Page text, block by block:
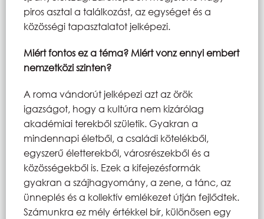
piros asztal a találkozást, az egységet és a
közösségi tapasztalatot jelképezi.
Miért fontos ez a téma? Miért vonz ennyi embert
nemzetközi szinten?
A roma vándorút jelképezi azt az örök
igazságot, hogy a kultúra nem kizárólag
akadémiai terekből születik. Gyakran a
mindennapi életből, a családi kötelékből,
egyszerű életterekből, városrészekből és a
közösségekből is. Ezek a kifejezésformák
gyakran a szájhagyomány, a zene, a tánc, az
ünneplés és a kollektív emlékezet útján fejlődtek.
Számunkra ez mély értékkel bír, különösen egy